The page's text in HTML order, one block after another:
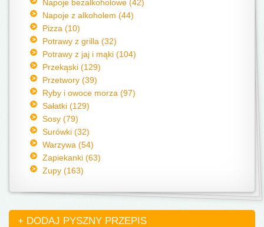
Napoje bezalkoholowe (42)
Napoje z alkoholem (44)
Pizza (10)
Potrawy z grilla (32)
Potrawy z jaj i mąki (104)
Przekąski (129)
Przetwory (39)
Ryby i owoce morza (97)
Sałatki (129)
Sosy (79)
Surówki (32)
Warzywa (54)
Zapiekanki (63)
Zupy (163)
+ DODAJ PYSZNY PRZEPIS